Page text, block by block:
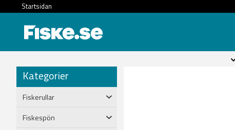
Startsidan
Kategorier
Fiskerullar
Fiskespön